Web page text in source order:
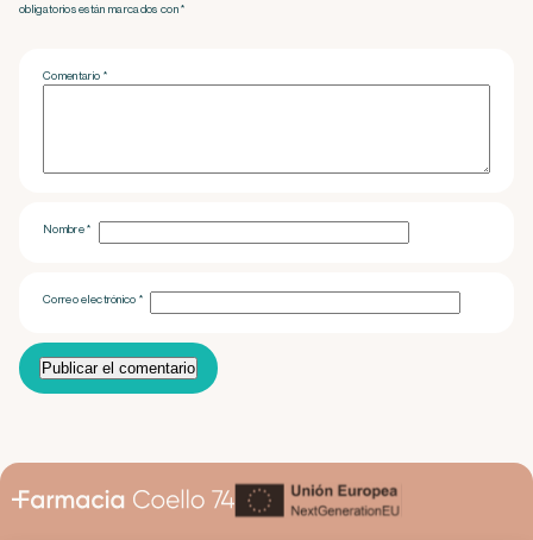
obligatorios están marcados con *
Comentario *
Nombre*
Correo electrónico*